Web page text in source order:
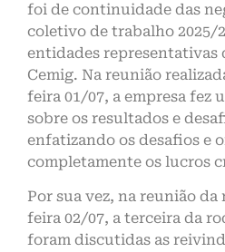
foi de continuidade das
coletivo de trabalho 2025/
entidades representativas
Cemig. Na reunião
feira 01/07, a empresa fez
sobre os resultados e
enfatizando os desafios e
completamente os lucros
Por sua vez, na reunião
feira 02/07, a terceira da
foram discutidas as